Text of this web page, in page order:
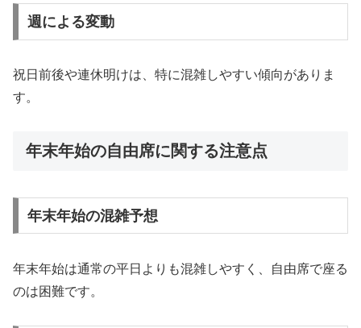
週による変動
祝日前後や連休明けは、特に混雑しやすい傾向がありま
す。
年末年始の自由席に関する注意点
年末年始の混雑予想
年末年始は通常の平日よりも混雑しやすく、自由席で座る
のは困難です。